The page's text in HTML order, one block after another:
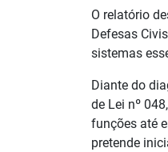
O relatório
Defesas
sistemas
Diante do
de Lei nº
funções até
pretende